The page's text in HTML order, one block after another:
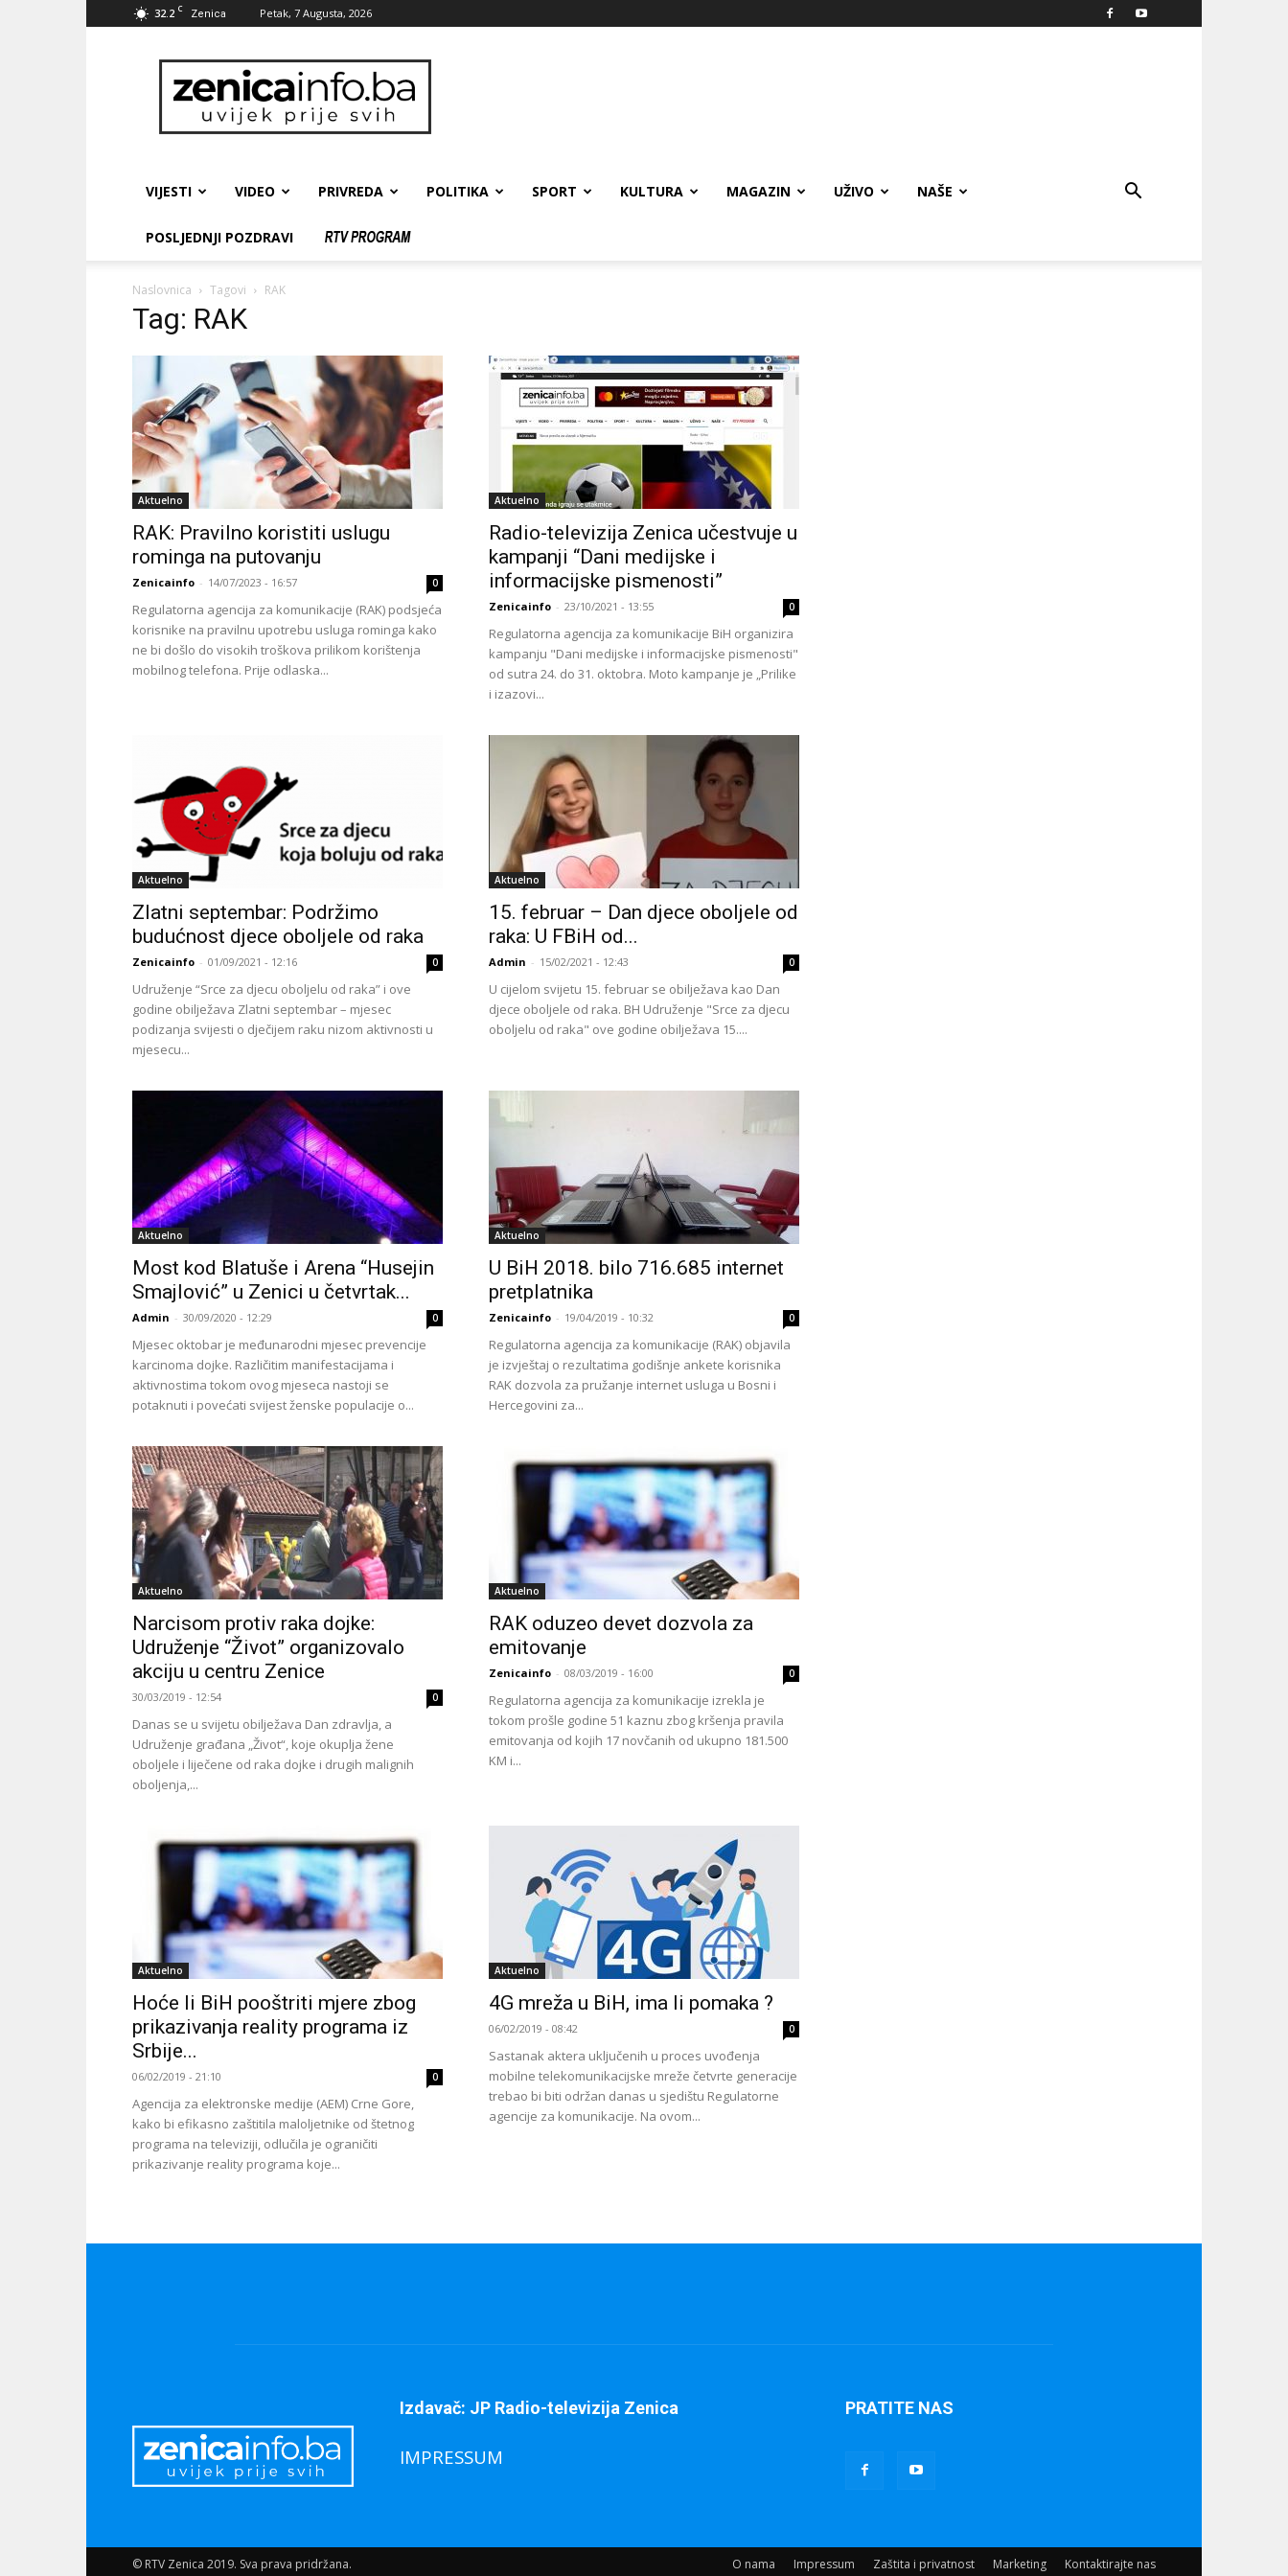
32.2 C Zenica Petak, 7 Augusta, 2026
zenicainfo.ba
VIJESTI VIDEO PRIVREDA POLITIKA SPORT KULTURA MAGAZIN UŽIVO NAŠE
POSLJEDNJI POZDRAVI
Naslovnica Tagovi RAK
Tag: RAK
Aktuelno
RAK: Pravilno koristiti uslugu
rominga na putovanju
Zenicainfo - 14/07/2023 - 16:57 0
Regulatorna agencija za komunikacije (RAK) podsjeća
korisnike na pravilnu upotrebu usluga rominga kako
ne bi došlo do visokih troškova prilikom korištenja
mobilnog telefona. Prije odlaska...
Aktuelno
Radio-televizija Zenica učestvuje u
kampanji “Dani medijske i
informacijske pismenosti”
Zenicainfo - 23/10/2021 - 13:55 0
Regulatorna agencija za komunikacije BiH organizira
kampanju "Dani medijske i informacijske pismenosti"
od sutra 24. do 31. oktobra. Moto kampanje je „Prilike
i izazovi...
Aktuelno
Zlatni septembar: Podržimo
budućnost djece oboljele od raka
Zenicainfo - 01/09/2021 - 12:16 0
Udruženje “Srce za djecu oboljelu od raka” i ove
godine obilježava Zlatni septembar – mjesec
podizanja svijesti o dječijem raku nizom aktivnosti u
mjesecu...
Aktuelno
15. februar – Dan djece oboljele od
raka: U FBiH od...
Admin - 15/02/2021 - 12:43 0
U cijelom svijetu 15. februar se obilježava kao Dan
djece oboljele od raka. BH Udruženje "Srce za djecu
oboljelu od raka" ove godine obilježava 15....
Aktuelno
Most kod Blatuše i Arena “Husejin
Smajlović” u Zenici u četvrtak...
Admin - 30/09/2020 - 12:29 0
Mjesec oktobar je međunarodni mjesec prevencije
karcinoma dojke. Različitim manifestacijama i
aktivnostima tokom ovog mjeseca nastoji se
potaknuti i povećati svijest ženske populacije o...
Aktuelno
U BiH 2018. bilo 716.685 internet
pretplatnika
Zenicainfo - 19/04/2019 - 10:32 0
Regulatorna agencija za komunikacije (RAK) objavila
je izvještaj o rezultatima godišnje ankete korisnika
RAK dozvola za pružanje internet usluga u Bosni i
Hercegovini za...
Aktuelno
Narcisom protiv raka dojke:
Udruženje “Život” organizovalo
akciju u centru Zenice
30/03/2019 - 12:54 0
Danas se u svijetu obilježava Dan zdravlja, a
Udruženje građana „Život“, koje okuplja žene
oboljele i liječene od raka dojke i drugih malignih
oboljenja,...
Aktuelno
RAK oduzeo devet dozvola za
emitovanje
Zenicainfo - 08/03/2019 - 16:00 0
Regulatorna agencija za komunikacije izrekla je
tokom prošle godine 51 kaznu zbog kršenja pravila
emitovanja od kojih 17 novčanih od ukupno 181.500
KM i...
Aktuelno
Hoće li BiH pooštriti mjere zbog
prikazivanja reality programa iz
Srbije...
06/02/2019 - 21:10 0
Agencija za elektronske medije (AEM) Crne Gore,
kako bi efikasno zaštitila maloljetnike od štetnog
programa na televiziji, odlučila je ograničiti
prikazivanje reality programa koje...
Aktuelno
4G mreža u BiH, ima li pomaka ?
06/02/2019 - 08:42 0
Sastanak aktera uključenih u proces uvođenja
mobilne telekomunikacijske mreže četvrte generacije
trebao bi biti održan danas u sjedištu Regulatorne
agencije za komunikacije. Na ovom...
Izdavač: JP Radio-televizija Zenica
IMPRESSUM
PRATITE NAS
O nama Impressum Zaštita i privatnost Marketing Kontaktirajte nas
© RTV Zenica 2019. Sva prava pridržana.